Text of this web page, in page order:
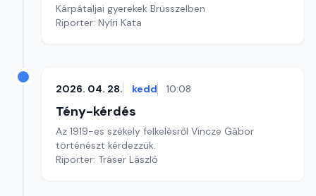
Kárpátaljai gyerekek Brüsszelben
Riporter: Nyíri Kata
2026. 04. 28. kedd 10:08
Tény-kérdés
Az 1919-es székely felkelésről Vincze Gábor
történészt kérdezzük.
Riporter: Tráser László